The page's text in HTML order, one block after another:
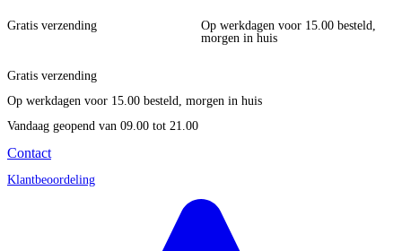
Gratis verzending
Op werkdagen voor 15.00 besteld,
morgen in huis
Gratis verzending
Op werkdagen voor 15.00 besteld, morgen in huis
Vandaag geopend van 09.00 tot 21.00
Contact
Klantbeoordeling